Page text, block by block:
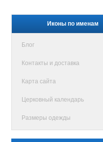
Иконы по именам
Блог
Контакты и доставка
Карта сайта
Церковный календарь
Размеры одежды